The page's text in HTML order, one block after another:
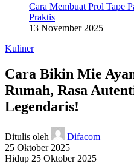
Cara Membuat Prol Tape
Praktis
13 November 2025
Kuliner
Cara Bikin Mie
Rumah, Rasa
Legendaris!
Ditulis oleh
Difacom
25 Oktober 2025
Hidup 25 Oktober 2025